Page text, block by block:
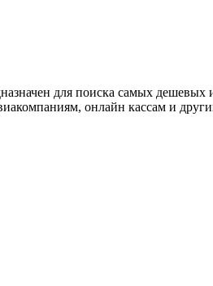
для поиска самых
онлайн кассам и